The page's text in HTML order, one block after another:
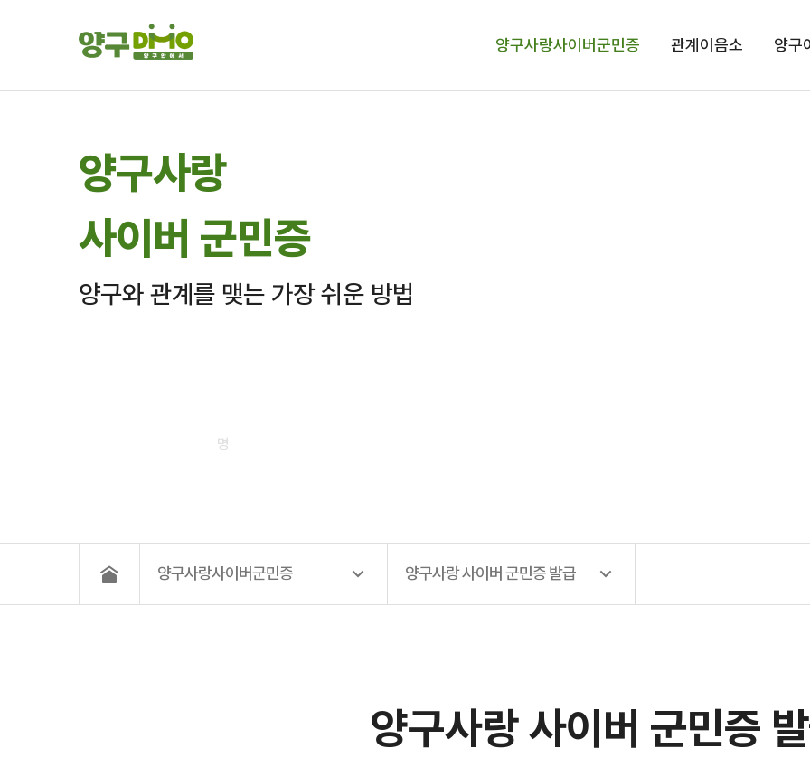
양구사랑사이버군민증 관계이음소 양구
양구사랑
사이버 군민증
양구와 관계를 맺는 가장 쉬운 방법
명
양구사랑사이버군민증 양구사랑 사이버 군민증 발급
양구사랑 사이버 군민증